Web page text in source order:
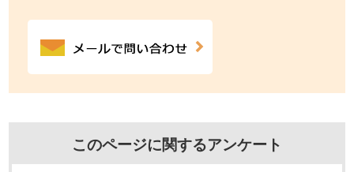
このページに関するアンケート